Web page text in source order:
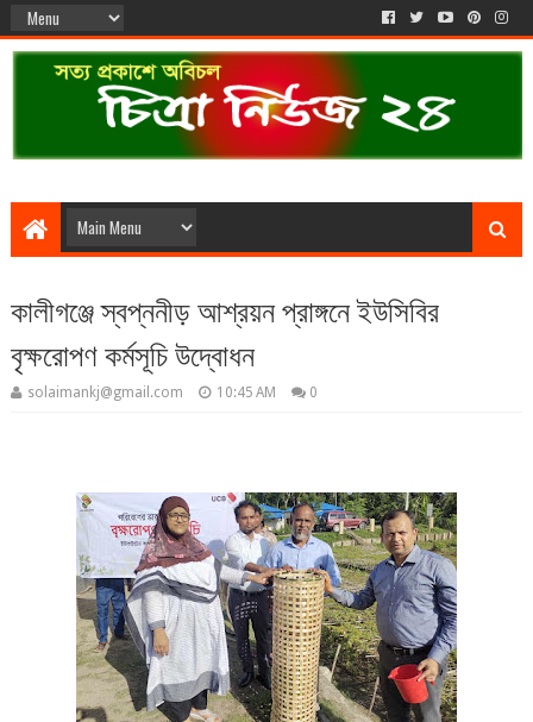
কালীগঞ্জে স্বপ্ননীড় আশ্রয়ন প্রাঙ্গনে ইউসিবির
বৃক্ষরোপণ কর্মসূচি উদ্বোধন
solaimankj@gmail.com 10:45 AM 0